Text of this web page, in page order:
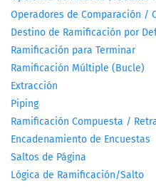
Operadores de Comparación /
Destino de Ramificación por
Ramificación para Terminar
Ramificación Múltiple (Bucle)
Extracción
Piping
Ramificación Compuesta /
Encadenamiento de Encuestas
Saltos de Página
Lógica de Ramificación/Salto